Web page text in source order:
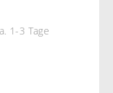
1-3 Tage